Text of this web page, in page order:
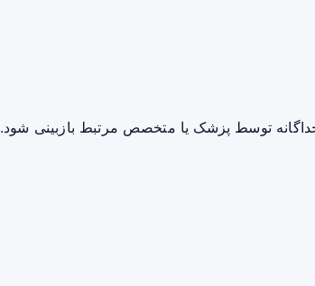
توسط پزشک یا متخصص مرتبط بازبینی شود.